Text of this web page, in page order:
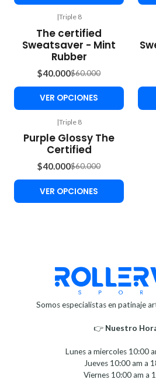
|Triple 8
The certified
Sweatsaver - Mint
Rubber
$40.000$60.000
VER OPCIONES
-33%
OFF
|Triple 8
Purple Glossy The
Certified
$40.000$60.000
VER OPCIONES
Somos especialistas en patinaje
👉 Nuestro
Lunes a miercoles 10:00
Jueves 10:00 am a
Viernes 10:00 am a